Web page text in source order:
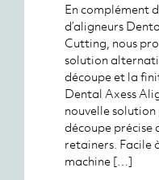
En complément
d’aligneurs
Cutting, nous
solution
découpe et la
Dental Axess
nouvelle
découpe précise
retainers. Facile
machine […]